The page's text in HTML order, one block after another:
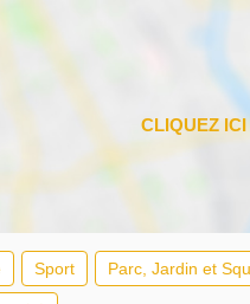
Sport Parc, Jardin et